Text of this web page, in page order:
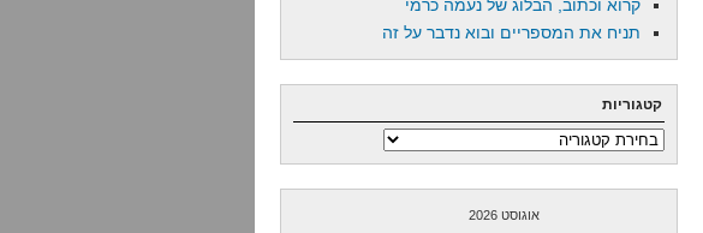
קרוא וכתוב, הבלוג של נעמה כרמי
תניח את המספריים ובוא נדבר על זה
קטגוריות
קטגוריות
אוגוסט 2026